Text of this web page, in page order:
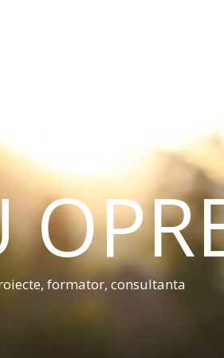
formator, consultanta